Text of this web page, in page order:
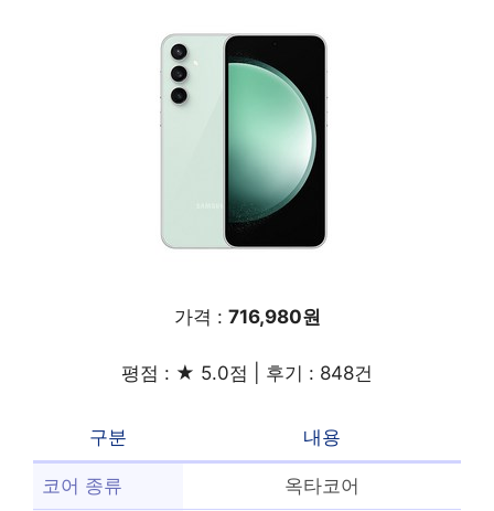
가격 : 716,980원
평점 : ★ 5.0점 | 후기 : 848건
구분 내용
코어 종류 옥타코어